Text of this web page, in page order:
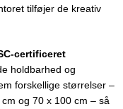
tilføjer de kreativ
certificeret
holdbarhed og
forskellige størrelser –
og 70 x 100 cm – så